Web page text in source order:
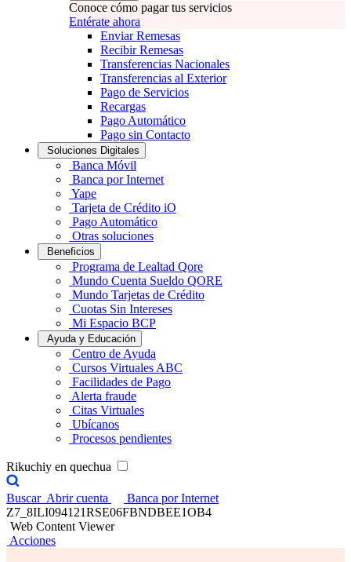
Conoce cómo pagar tus servicios
Entérate ahora
Enviar Remesas
Recibir Remesas
Transferencias Nacionales
Transferencias al Exterior
Pago de Servicios
Recargas
Pago Automático
Pago sin Contacto
Soluciones Digitales
Banca Móvil
Banca por Internet
Yape
Tarjeta de Crédito iO
Pago Automático
Otras soluciones
Beneficios
Programa de Lealtad Qore
Mundo Cuenta Sueldo QORE
Mundo Tarjetas de Crédito
Cuotas Sin Intereses
Mi Espacio BCP
Ayuda y Educación
Centro de Ayuda
Cursos Virtuales ABC
Facilidades de Pago
Alerta fraude
Citas Virtuales
Ubícanos
Procesos pendientes
Rikuchiy en quechua
Buscar Abrir cuenta
Banca por Internet
Z7_8ILI094121RSE06FBNDBEE1OB4
Web Content Viewer
Acciones